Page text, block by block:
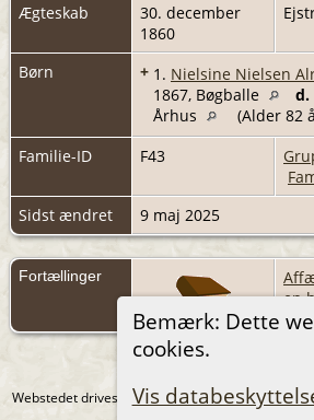
Bemærk: Dette
cookies.
Vis
Ægteskab
30. december
1860
Børn + 1. Nielsine Nielsen
1867, Bøgballe
d.
Århus
(Alder 82
Familie-ID
F43
Sidst ændret
9 maj 2025
Fortællinger
en
Webstedet drives afThe Next Generation of